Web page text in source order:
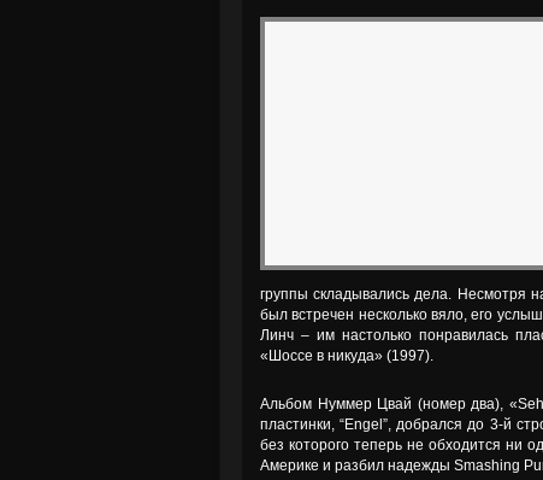
группы складывались дела. Несмотря
был встречен несколько вяло, его
Линч – им настолько понравилась
«Шоссе в никуда» (1997).
Альбом Нуммер Цвай (номер два),
пластинки, “Engel”, добрался до 3-й
без которого теперь не обходится ни
Америке и разбил надежды Smashing